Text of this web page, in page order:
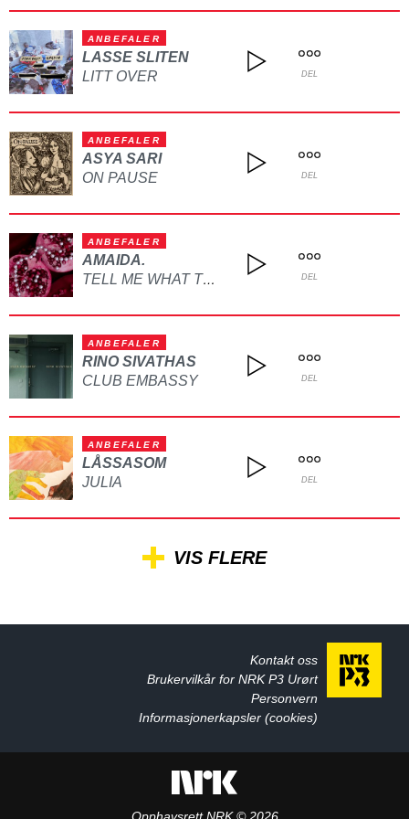
ANBEFALER
LASSE SLITEN
LITT OVER
DEL
ANBEFALER
ASYA SARI
ON PAUSE
DEL
ANBEFALER
AMAIDA.
TELL ME WHAT TO DO DEL
ANBEFALER
RINO SIVATHAS
CLUB EMBASSY
DEL
ANBEFALER
LÅSSASOM
JULIA
DEL
VIS FLERE
Kontakt oss
Brukervilkår for NRK P3 Urørt
Personvern
Informasjonerkapsler (cookies)